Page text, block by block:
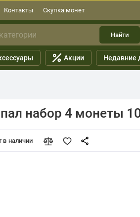
Контакты Скупка монет
Найти
Акции Недавние
набор 4 монеты
в наличии